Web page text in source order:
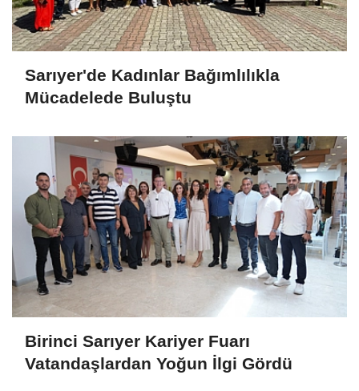
Sarıyer'de Kadınlar Bağımlılıkla
Mücadelede Buluştu
Birinci Sarıyer Kariyer Fuarı
Vatandaşlardan Yoğun İlgi Gördü